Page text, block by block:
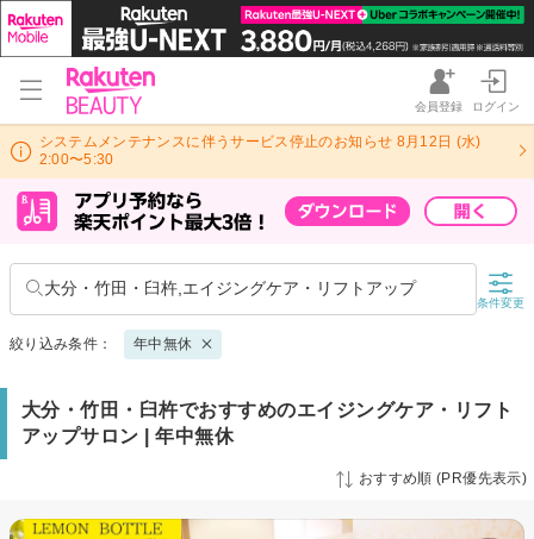
会員登録 ログイン
システムメンテナンスに伴うサービス停止のお知らせ 8月12日 (水)
2:00〜5:30
大分・竹田・臼杵,エイジングケア・リフトアップ
条件変更
絞り込み条件： 年中無休
大分・竹田・臼杵でおすすめのエイジングケア・リフト
アップサロン | 年中無休
おすすめ順 (PR優先表示)